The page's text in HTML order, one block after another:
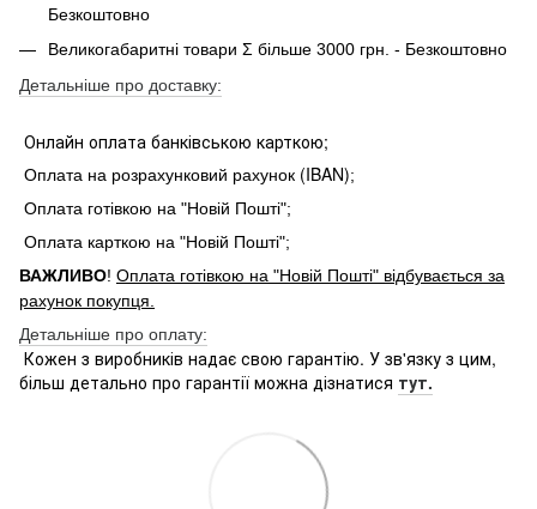
Безкоштовно
Великогабаритні товари Σ більше 3000 грн. - Безкоштовно
Детальніше про доставку:
Онлайн оплата банківською карткою;
Оплата на розрахунковий рахунок (IBAN);
Оплата готівкою на "Новій Пошті";
Оплата карткою на "Новій Пошті";
ВАЖЛИВО! Оплата готівкою на "Новій Пошті" відбувається за
рахунок покупця.
Детальніше про оплату:
Кожен з виробників надає свою гарантію. У зв'язку з цим,
більш детально про гарантії можна дізнатися тут.